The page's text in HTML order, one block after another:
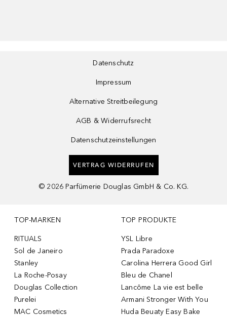
Datenschutz
Impressum
Alternative Streitbeilegung
AGB & Widerrufsrecht
Datenschutzeinstellungen
VERTRAG WIDERRUFEN
© 2026 Parfümerie Douglas GmbH & Co. KG.
TOP-MARKEN
RITUALS
Sol de Janeiro
Stanley
La Roche-Posay
Douglas Collection
Purelei
MAC Cosmetics
TOP PRODUKTE
YSL Libre
Prada Paradoxe
Carolina Herrera Good Girl
Bleu de Chanel
Lancôme La vie est belle
Armani Stronger With You
Huda Beuaty Easy Bake